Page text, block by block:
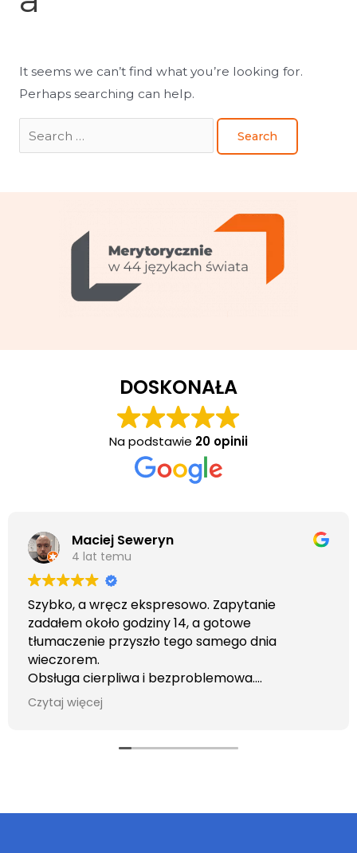
It seems we can’t find what you’re looking for.
Perhaps searching can help.
DOSKONAŁA
Na podstawie 20 opinii
Maciej Seweryn
4 lat temu
Szybko, a wręcz ekspresowo. Zapytanie
zadałem około godziny 14, a gotowe
tłumaczenie przyszło tego samego dnia
wieczorem.
Obsługa cierpliwa i bezproblemowa.
Otrzymałem wszelkie informacje i porady jaka
usługa będzie dla mnie najlepsza. Faktura także
Czytaj więcej